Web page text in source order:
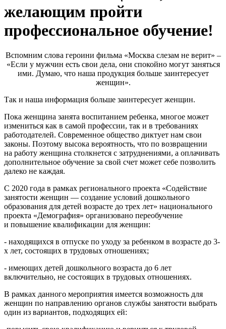
желающим пройти
профессиональное обучение!
Вспомним слова героини фильма «Москва слезам не верит» –
«Если у мужчин есть свои дела, они спокойно могут заняться
ими. Думаю, что наша продукция больше заинтересует
женщин».
Так и наша информация больше заинтересует женщин.
Пока женщина занята воспитанием ребенка, многое может
измениться как в самой профессии, так и в требованиях
работодателей. Современное общество диктует нам свои
законы. Поэтому высока вероятность, что по возвращении
на работу женщина столкнется с затруднениями, а оплачивать
дополнительное обучение за свой счет может себе позволить
далеко не каждая.
С 2020 года в рамках регионального проекта «Содействие
занятости женщин — создание условий дошкольного
образования для детей возрасте до трех лет» национального
проекта «Демография» организовано переобучение
и повышение квалификации для женщин:
- находящихся в отпуске по уходу за ребенком в возрасте до 3-
х лет, состоящих в трудовых отношениях;
- имеющих детей дошкольного возраста до 6 лет
включительно, не состоящих в трудовых отношениях.
В рамках данного мероприятия имеется возможность для
женщин по направлению органов службы занятости выбрать
один из вариантов, подходящих ей: